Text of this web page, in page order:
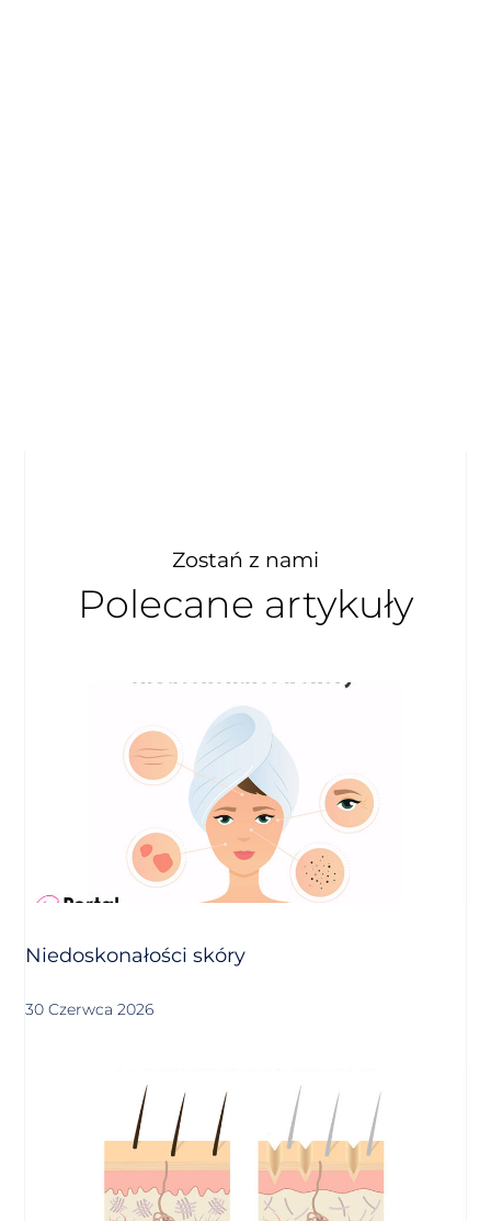
Zostań z nami
Polecane artykuły
Niedoskonałości skóry
30 Czerwca 2026